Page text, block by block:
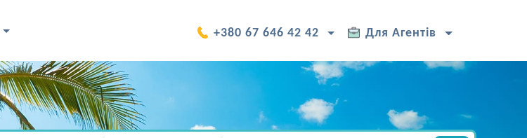
+380 67 646 42 42 Для Агентів